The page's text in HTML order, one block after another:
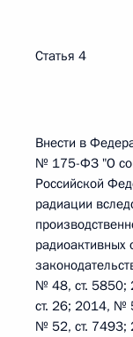
Статья 4
Внести в
№ 175-ФЗ "О
Российской
радиации
радиоактивных
№ 48, ст.
ст. 26; 2014, №
№ 52, ст. 7493;